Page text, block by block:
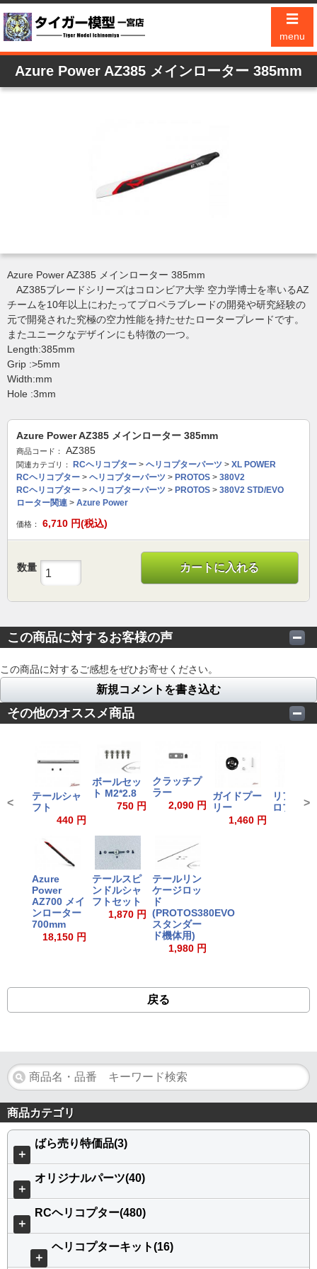
☰
menu
Azure Power AZ385 メインローター 385mm
Azure Power AZ385 メインローター 385mm
AZ385ブレードシリーズはコロンビア大学 空力学博士を率いるAZ
チームを10年以上にわたってプロペラブレードの開発や研究経験の
元で開発された究極の空力性能を持たせたロータープレードです。
またユニークなデザインにも特徴の一つ。
Length:385mm
Grip :>5mm
Width:mm
Hole :3mm
Azure Power AZ385 メインローター 385mm
商品コード： AZ385
関連カテゴリ： RCヘリコプター > ヘリコプターパーツ > XL POWER
RCヘリコプター > ヘリコプターパーツ > PROTOS > 380V2
RCヘリコプター > ヘリコプターパーツ > PROTOS > 380V2 STD/EVO
ローター関連 > Azure Power
価格： 6,710 円(税込)
数量 カートに入れる
この商品に対するお客様の声
この商品に対するご感想をぜひお寄せください。
新規コメントを書き込む
その他のオススメ商品
テールシャ
フト
440 円
ボールセッ
ト M2*2.8
750 円
クラッチプ
ラー
2,090 円
ガイドプー
リー
1,460 円
リアジャ
ロプレー
Azure
Power
AZ700 メイ
ンローター
700mm
18,150 円
テールスピ
ンドルシャ
フトセット
1,870 円
テールリン
ケージロッ
ド
(PROTOS380EVO
スタンダー
ド機体用)
1,980 円
< >
戻る
商品カテゴリ
＋
ばら売り特価品(3)
＋
オリジナルパーツ(40)
＋
RCヘリコプター(480)
＋
ヘリコプターキット(16)